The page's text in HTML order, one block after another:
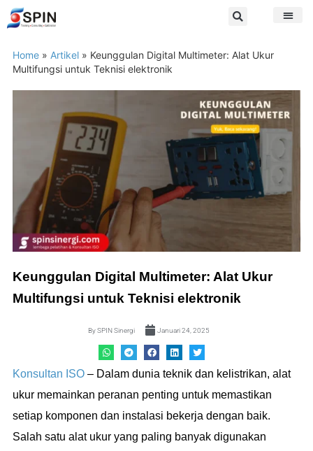
Home » Artikel » Keunggulan Digital Multimeter: Alat Ukur
Multifungsi untuk Teknisi elektronik
Keunggulan Digital Multimeter: Alat Ukur
Multifungsi untuk Teknisi elektronik
BySPIN Sinergi Januari 24, 2025
Konsultan ISO – Dalam dunia teknik dan kelistrikan, alat
ukur memainkan peranan penting untuk memastikan
setiap komponen dan instalasi bekerja dengan baik.
Salah satu alat ukur yang paling banyak digunakan